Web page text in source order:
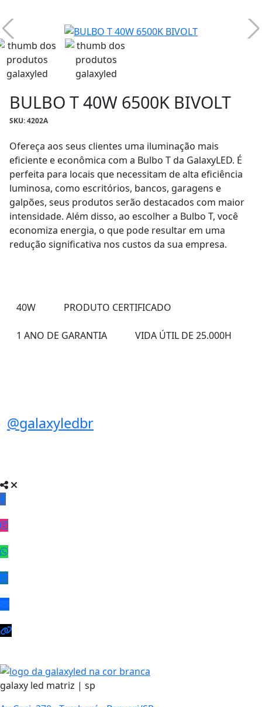
BULBO T 40W 6500K BIVOLT
SKU: 4202A
Ofereça aos seus clientes uma iluminação mais
eficiente e econômica com a Bulbo T da GalaxyLED. É
perfeita para locais que necessitam de alta eficiência
luminosa, como escritórios, bancos, garagens e
galpões, seus produtos serão destacados com maior
intensidade. Além disso, ao escolher a Bulbo T, você
economiza energia, o que pode resultar em uma
redução significativa nos custos da sua empresa.
40W PRODUTO CERTIFICADO
1 ANO DE GARANTIA VIDA ÚTIL DE 25.000H
@galaxyledbr
galaxy led matriz | sp